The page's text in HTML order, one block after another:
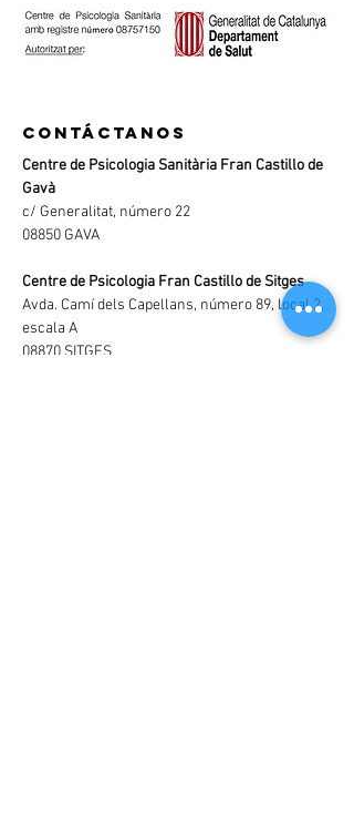
contáctanos
Centre de Psicologia Sanitària Fran Castillo de
Gavà
c/ Generalitat, número 22
08850 GAVA
Centre de Psicologia Fran Castillo de Sitges
Avda. Camí dels Capellans, número 89, local 2,
escala A
08870 SITGES